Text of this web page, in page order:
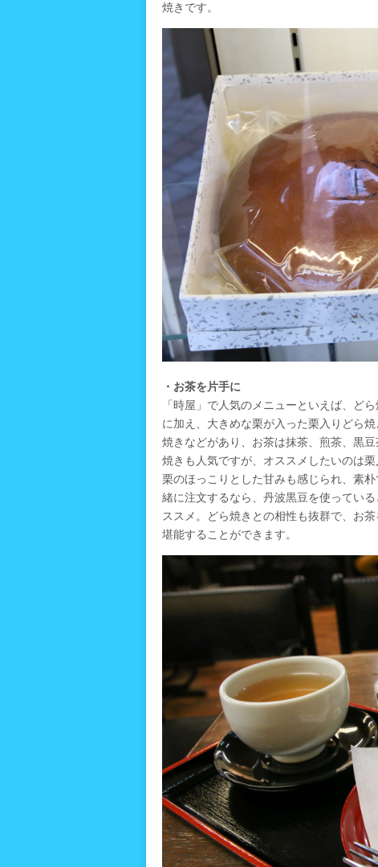
焼きです。
・お茶を片手に
「時屋」で人気のメニューといえば、ど
に加え、大きめな栗が入った栗入りどら
焼きなどがあり、お茶は抹茶、煎茶、黒
焼きも人気ですが、オススメしたいのは
栗のほっこりとした甘みも感じられ、素
緒に注文するなら、丹波黒豆を使ってい
ススメ。どら焼きとの相性も抜群で、お
堪能することができます。